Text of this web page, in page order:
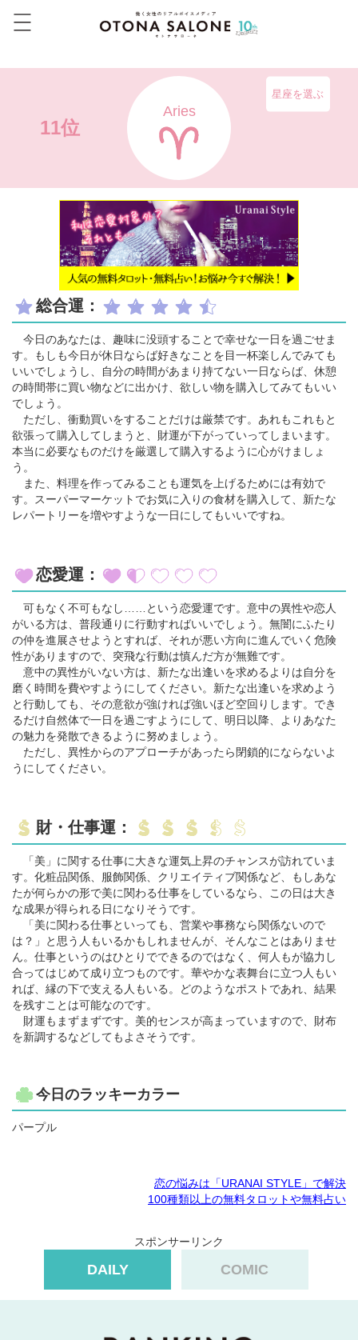
11位
Aries
星座を選ぶ
総合運：
今日のあなたは、趣味に没頭することで幸せな一日を過ごせま
す。もしも今日が休日ならば好きなことを目一杯楽しんでみても
いいでしょうし、自分の時間があまり持てない一日ならば、休憩
の時間帯に買い物などに出かけ、欲しい物を購入してみてもいい
でしょう。
ただし、衝動買いをすることだけは厳禁です。あれもこれもと
欲張って購入してしまうと、財運が下がっていってしまいます。
本当に必要なものだけを厳選して購入するように心がけましょ
う。
また、料理を作ってみることも運気を上げるためには有効で
す。スーパーマーケットでお気に入りの食材を購入して、新たな
レパートリーを増やすような一日にしてもいいですね。
恋愛運：
可もなく不可もなし……という恋愛運です。意中の異性や恋人
がいる方は、普段通りに行動すればいいでしょう。無闇にふたり
の仲を進展させようとすれば、それが悪い方向に進んでいく危険
性がありますので、突飛な行動は慎んだ方が無難です。
意中の異性がいない方は、新たな出逢いを求めるよりは自分を
磨く時間を費やすようにしてください。新たな出逢いを求めよう
と行動しても、その意欲が強ければ強いほど空回りします。でき
るだけ自然体で一日を過ごすようにして、明日以降、よりあなた
の魅力を発散できるように努めましょう。
ただし、異性からのアプローチがあったら閉鎖的にならないよ
うにしてください。
財・仕事運：
「美」に関する仕事に大きな運気上昇のチャンスが訪れていま
す。化粧品関係、服飾関係、クリエイティブ関係など、もしあな
たが何らかの形で美に関わる仕事をしているなら、この日は大き
な成果が得られる日になりそうです。
「美に関わる仕事といっても、営業や事務なら関係ないので
は？」と思う人もいるかもしれませんが、そんなことはありませ
ん。仕事というのはひとりでできるのではなく、何人もが協力し
合ってはじめて成り立つものです。華やかな表舞台に立つ人もい
れば、縁の下で支える人もいる。どのようなポストであれ、結果
を残すことは可能なのです。
財運もまずまずです。美的センスが高まっていますので、財布
を新調するなどしてもよさそうです。
今日のラッキーカラー
パープル
恋の悩みは「URANAI STYLE」で解決
100種類以上の無料タロットや無料占い
スポンサーリンク
DAILY COMIC